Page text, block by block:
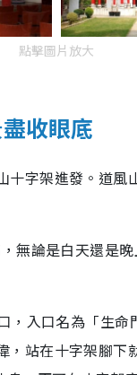
點擊圖片放大
收眼底
字架進發。道風
無論是白天還是
，入口名為「生
站在十字架腳下